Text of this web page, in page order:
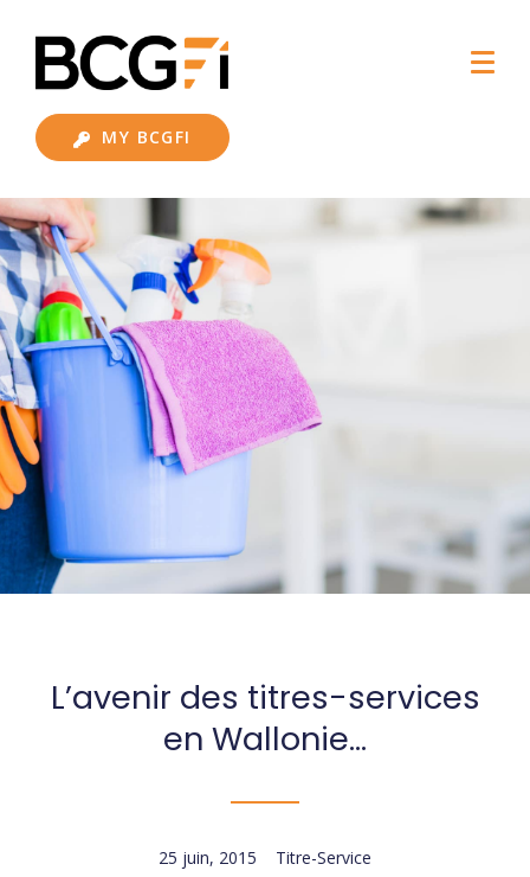
MY BCGFI
L’avenir des titres-services
en Wallonie…
25 juin, 2015 Titre-Service